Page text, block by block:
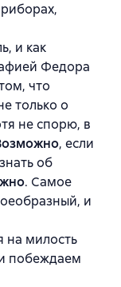
и как
Федора
что
только о
не спорю, в
, если
об
. Самое
и
на милость
побеждаем